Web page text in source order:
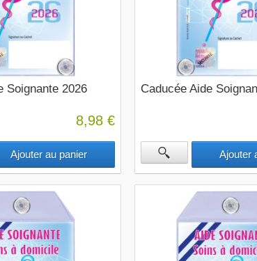
Soignante 2026
8,98 €
Ajouter au panier
Caducée Aide
Ajouter